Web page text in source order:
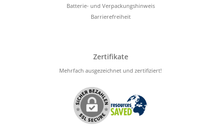
Batterie- und Verpackungshinweis
Barrierefreiheit
Zertifikate
Mehrfach ausgezeichnet und zertifiziert!